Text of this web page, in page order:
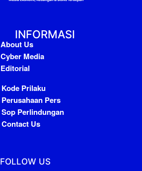
INFORMASI
About Us
Cyber Media
Editorial
Kode Prilaku
Perusahaan Pers
Sop Perlindungan
Contact Us
FOLLOW US